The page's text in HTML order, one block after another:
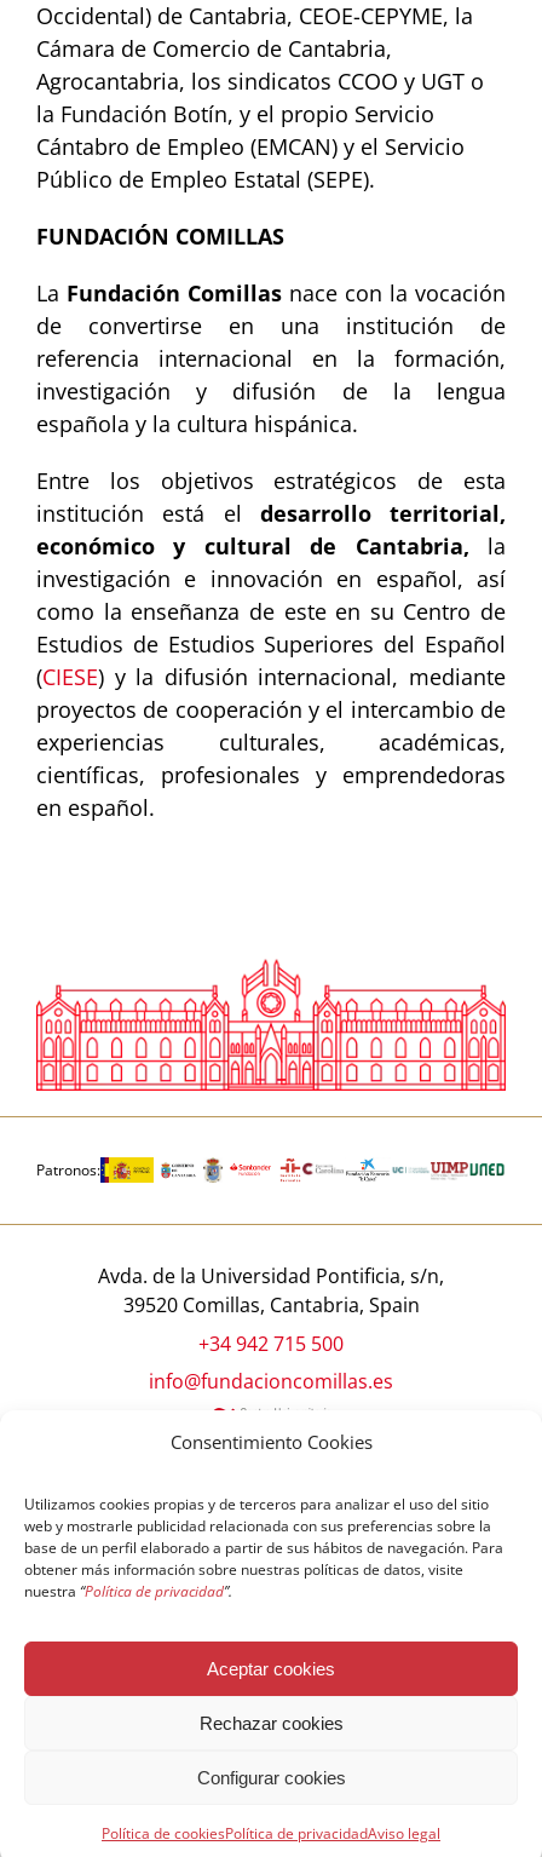
Consentimiento Cookies
Utilizamos cookies propias y de terceros para analizar el uso del sitio
web y mostrarle publicidad relacionada con sus preferencias sobre la
base de un perfil elaborado a partir de sus hábitos de navegación. Para
obtener más información sobre nuestras políticas de datos, visite
nuestra “Política de privacidad”.
Aceptar cookies
Rechazar cookies
Configurar cookies
Política de cookiesPolítica de privacidadAviso legal
Occidental) de Cantabria, CEOE-CEPYME, la
Cámara de Comercio de Cantabria,
Agrocantabria, los sindicatos CCOO y UGT o
la Fundación Botín, y el propio Servicio
Cántabro de Empleo (EMCAN) y el Servicio
Público de Empleo Estatal (SEPE).
FUNDACIÓN COMILLAS
La Fundación Comillas nace con la vocación
de convertirse en una institución de
referencia internacional en la formación,
investigación y difusión de la lengua
española y la cultura hispánica.
Entre los objetivos estratégicos de esta
institución está el desarrollo territorial,
económico y cultural de Cantabria, la
investigación e innovación en español, así
como la enseñanza de este en su Centro de
Estudios de Estudios Superiores del Español
(CIESE) y la difusión internacional, mediante
proyectos de cooperación y el intercambio de
experiencias culturales, académicas,
científicas, profesionales y emprendedoras
en español.
Patronos:
Avda. de la Universidad Pontificia, s/n,
39520 Comillas, Cantabria, Spain
+34 942 715 500
info@fundacioncomillas.es
© Copyright Fundación Comillas
Política de cookies
Política de privacidad
Aviso legal